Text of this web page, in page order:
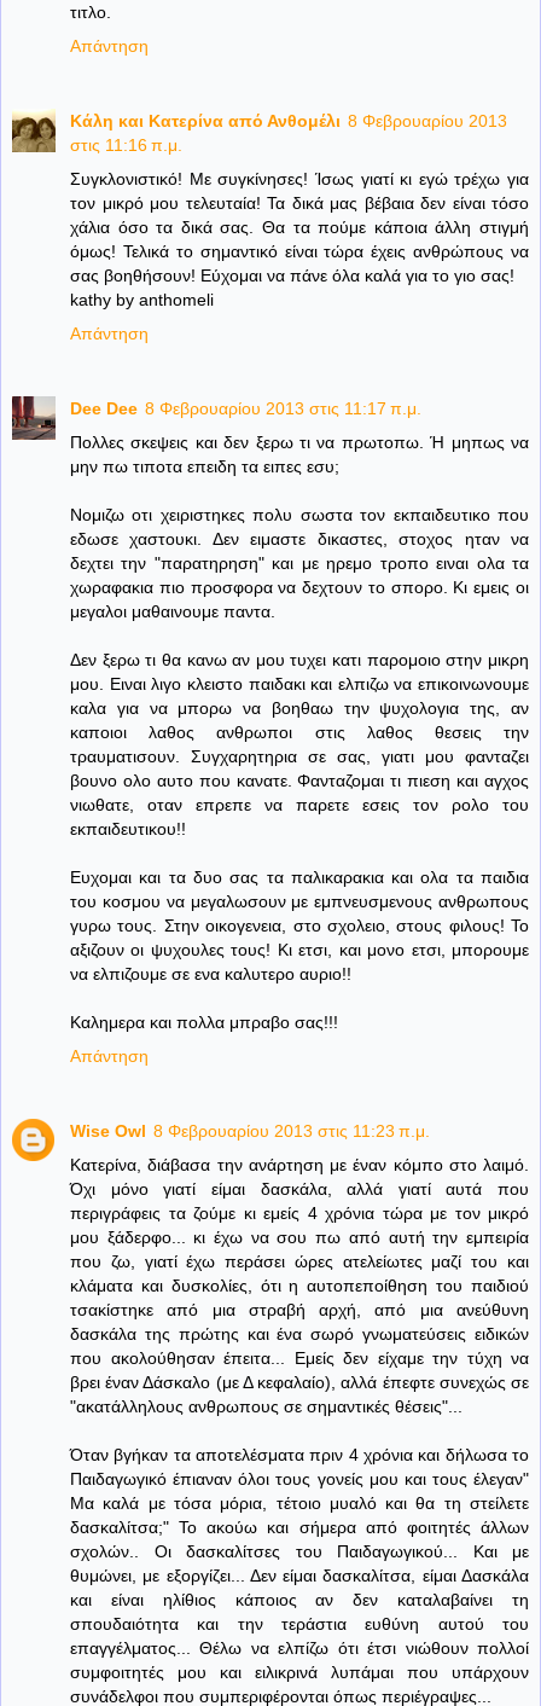
τιτλο.
Απάντηση
Κάλη και Κατερίνα από Ανθομέλι 8 Φεβρουαρίου 2013
στις 11:16 π.μ.
Συγκλονιστικό! Με συγκίνησες! Ίσως γιατί κι εγώ τρέχω για
τον μικρό μου τελευταία! Τα δικά μας βέβαια δεν είναι τόσο
χάλια όσο τα δικά σας. Θα τα πούμε κάποια άλλη στιγμή
όμως! Τελικά το σημαντικό είναι τώρα έχεις ανθρώπους να
σας βοηθήσουν! Εύχομαι να πάνε όλα καλά για το γιο σας!
kathy by anthomeli
Απάντηση
Dee Dee 8 Φεβρουαρίου 2013 στις 11:17 π.μ.
Πολλες σκεψεις και δεν ξερω τι να πρωτοπω. Ή μηπως να
μην πω τιποτα επειδη τα ειπες εσυ;
Νομιζω οτι χειριστηκες πολυ σωστα τον εκπαιδευτικο που
εδωσε χαστουκι. Δεν ειμαστε δικαστες, στοχος ηταν να
δεχτει την "παρατηρηση" και με ηρεμο τροπο ειναι ολα τα
χωραφακια πιο προσφορα να δεχτουν το σπορο. Κι εμεις οι
μεγαλοι μαθαινουμε παντα.
Δεν ξερω τι θα κανω αν μου τυχει κατι παρομοιο στην μικρη
μου. Ειναι λιγο κλειστο παιδακι και ελπιζω να επικοινωνουμε
καλα για να μπορω να βοηθαω την ψυχολογια της, αν
καποιοι λαθος ανθρωποι στις λαθος θεσεις την
τραυματισουν. Συγχαρητηρια σε σας, γιατι μου φανταζει
βουνο ολο αυτο που κανατε. Φανταζομαι τι πιεση και αγχος
νιωθατε, οταν επρεπε να παρετε εσεις τον ρολο του
εκπαιδευτικου!!
Ευχομαι και τα δυο σας τα παλικαρακια και ολα τα παιδια
του κοσμου να μεγαλωσουν με εμπνευσμενους ανθρωπους
γυρω τους. Στην οικογενεια, στο σχολειο, στους φιλους! Το
αξιζουν οι ψυχουλες τους! Κι ετσι, και μονο ετσι, μπορουμε
να ελπιζουμε σε ενα καλυτερο αυριο!!
Καλημερα και πολλα μπραβο σας!!!
Απάντηση
Wise Owl 8 Φεβρουαρίου 2013 στις 11:23 π.μ.
Κατερίνα, διάβασα την ανάρτηση με έναν κόμπο στο λαιμό.
Όχι μόνο γιατί είμαι δασκάλα, αλλά γιατί αυτά που
περιγράφεις τα ζούμε κι εμείς 4 χρόνια τώρα με τον μικρό
μου ξάδερφο... κι έχω να σου πω από αυτή την εμπειρία
που ζω, γιατί έχω περάσει ώρες ατελείωτες μαζί του και
κλάματα και δυσκολίες, ότι η αυτοπεποίθηση του παιδιού
τσακίστηκε από μια στραβή αρχή, από μια ανεύθυνη
δασκάλα της πρώτης και ένα σωρό γνωματεύσεις ειδικών
που ακολούθησαν έπειτα... Εμείς δεν είχαμε την τύχη να
βρει έναν Δάσκαλο (με Δ κεφαλαίο), αλλά έπεφτε συνεχώς σε
"ακατάλληλους ανθρωπους σε σημαντικές θέσεις"...
Όταν βγήκαν τα αποτελέσματα πριν 4 χρόνια και δήλωσα το
Παιδαγωγικό έπιαναν όλοι τους γονείς μου και τους έλεγαν"
Μα καλά με τόσα μόρια, τέτοιο μυαλό και θα τη στείλετε
δασκαλίτσα;" Το ακούω και σήμερα από φοιτητές άλλων
σχολών.. Οι δασκαλίτσες του Παιδαγωγικού... Και με
θυμώνει, με εξοργίζει... Δεν είμαι δασκαλίτσα, είμαι Δασκάλα
και είναι ηλίθιος κάποιος αν δεν καταλαβαίνει τη
σπουδαιότητα και την τεράστια ευθύνη αυτού του
επαγγέλματος... Θέλω να ελπίζω ότι έτσι νιώθουν πολλοί
συμφοιτητές μου και ειλικρινά λυπάμαι που υπάρχουν
συνάδελφοι που συμπεριφέρονται όπως περιέγραψες...